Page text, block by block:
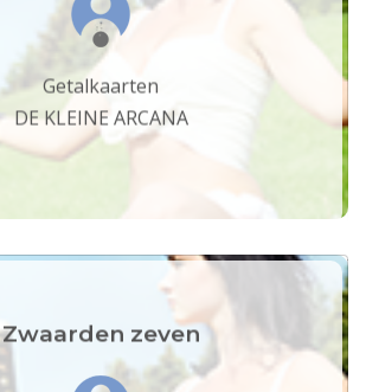
Getalkaarten
DE KLEINE ARCANA
Zwaarden zeven